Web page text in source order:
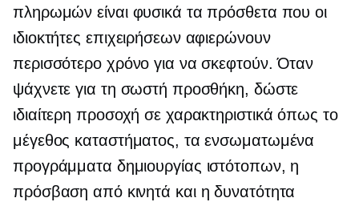
πληρωμών είναι φυσικά τα πρόσθετα που οι
ιδιοκτήτες επιχειρήσεων αφιερώνουν
περισσότερο χρόνο για να σκεφτούν. Όταν
ψάχνετε για τη σωστή προσθήκη, δώστε
ιδιαίτερη προσοχή σε χαρακτηριστικά όπως το
μέγεθος καταστήματος, τα ενσωματωμένα
προγράμματα δημιουργίας ιστότοπων, η
πρόσβαση από κινητά και η δυνατότητα